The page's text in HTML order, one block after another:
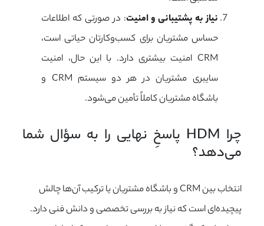
نیاز به پشتیبانی و امنیت: در صورتی که اطلاعات
حساس مشتریان برای کسب‌وکارتان حیاتی است،
CRM امنیت بیشتری دارد. با این حال، امنیت
سایبری مشتریان در هر دو سیستم CRM و
باشگاه مشتریان کاملاً تأمین می‌شود.
می‌دهد؟
انتخاب بین CRM و باشگاه مشتریان یا ترکیب آن‌ها چالش
پیچیده‌ای است که نیاز به بررسی تخصصی و دانش فنی دارد.